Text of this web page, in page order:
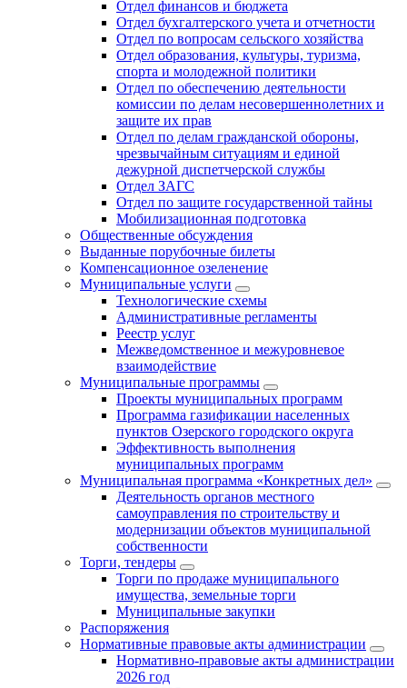
Отдел финансов и бюджета
Отдел бухгалтерского учета и отчетности
Отдел по вопросам сельского хозяйства
Отдел образования, культуры, туризма,
спорта и молодежной политики
Отдел по обеспечению деятельности
комиссии по делам несовершеннолетних и
защите их прав
Отдел по делам гражданской обороны,
чрезвычайным ситуациям и единой
дежурной диспетчерской службы
Отдел ЗАГС
Отдел по защите государственной тайны
Мобилизационная подготовка
Общественные обсуждения
Выданные порубочные билеты
Компенсационное озеленение
Муниципальные услуги
Технологические схемы
Административные регламенты
Реестр услуг
Межведомственное и межуровневое
взаимодействие
Муниципальные программы
Проекты муниципальных программ
Программа газификации населенных
пунктов Озерского городского округа
Эффективность выполнения
муниципальных программ
Муниципальная программа «Конкретных дел»
Деятельность органов местного
самоуправления по строительству и
модернизации объектов муниципальной
собственности
Торги, тендеры
Торги по продаже муниципального
имущества, земельные торги
Муниципальные закупки
Распоряжения
Нормативные правовые акты администрации
Нормативно-правовые акты администрации
2026 год